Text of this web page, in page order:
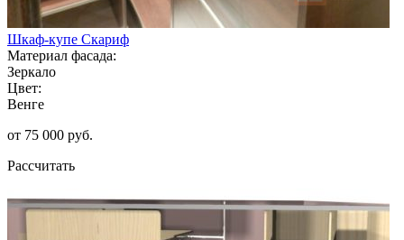
Шкаф-купе Скариф
Материал фасада:
Зеркало
Цвет:
Венге
от 75 000 руб.
Рассчитать